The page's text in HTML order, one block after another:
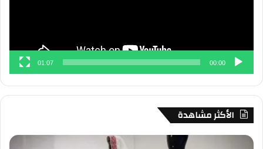
00:00
01:07
الأكثر مشاهدة